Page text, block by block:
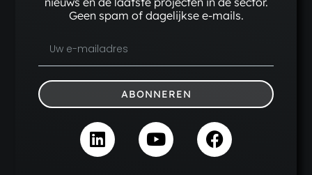
Geen spam of dagelijkse e-mails.
ABONNEREN